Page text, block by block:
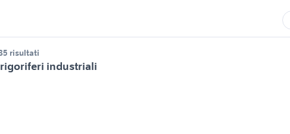
risultati
industriali